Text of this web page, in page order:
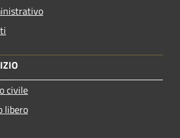
civile
libero